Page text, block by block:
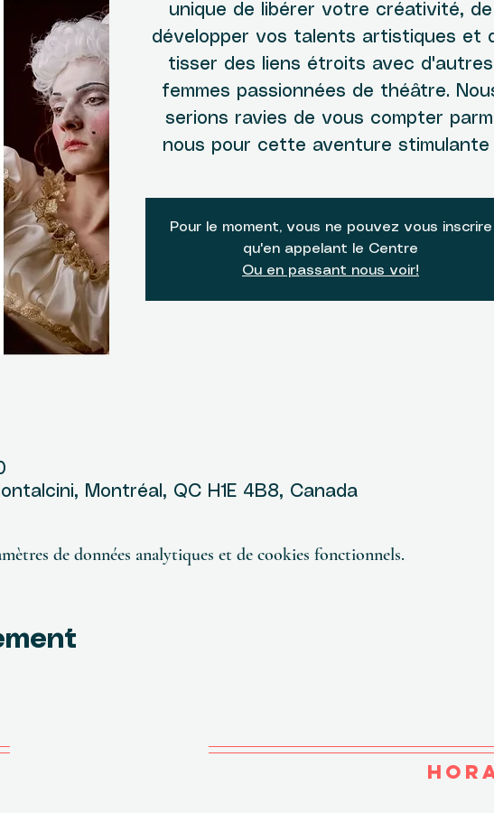
unique de libérer votre créativité, de
développer vos talents artistiques et
tisser des liens étroits avec d'autres
femmes passionnées de théâtre.
serions ravies de vous compter
nous pour cette aventure stimulante
Pour le moment, vous ne pouvez vous inscrire
qu'en appelant le Centre
Ou en passant nous voir!
Montréal, QC H1E 4B8, Canada
de données analytiques et de cookies fonctionnels.